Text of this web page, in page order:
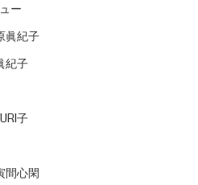
ー
眞紀子
紀子
子
間心閑